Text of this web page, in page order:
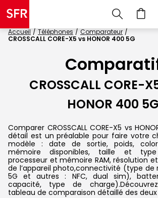
Accueil Téléphones
Comparateur
CROSSCALL CORE-X5 vs HONOR 400 5G
CROSSCALL CORE-
HONOR 400 5G
Comparer CROSSCALL CORE-X5 vs
détail est un préalable pour faire votre
modèle : date de sortie, poids,
mémoire disponibles, taille et
processeur et mémoire RAM, résolution
de l’appareil photo,connectivité (type de
5G et autres : NFC, dual sim),
capacité, type de
tableau de comparaison détaillé des